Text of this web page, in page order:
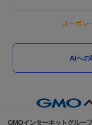
コーポレ
AIへの
GMOインターネットグルー